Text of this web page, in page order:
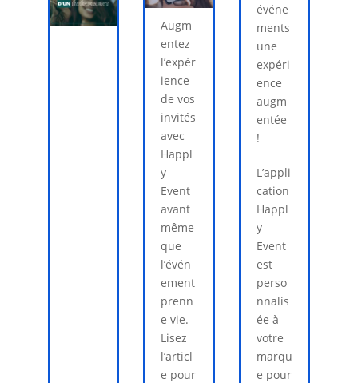
Augm
entez
l’expér
ience
de vos
invités
avec
Happl
y
Event
avant
même
que
l’évén
ement
prenn
e vie.
Lisez
l’articl
e pour
événe
ments
une
expéri
ence
augm
entée
!
L’appli
cation
Happl
y
Event
est
perso
nnalis
ée à
votre
marqu
e pour